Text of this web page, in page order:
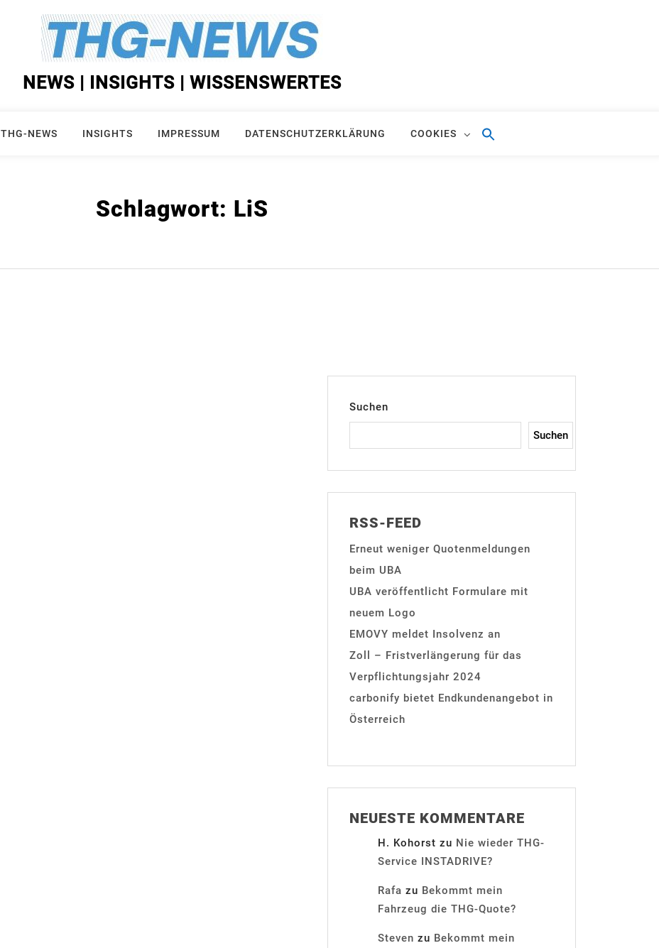
NEWS | INSIGHTS | WISSENSWERTES
THG-NEWS INSIGHTS IMPRESSUM DATENSCHUTZERKLÄRUNG COOKIES
Schlagwort: LiS
Suchen
Suchen
RSS-FEED
Erneut weniger Quotenmeldungen
beim UBA
UBA veröffentlicht Formulare mit
neuem Logo
EMOVY meldet Insolvenz an
Zoll – Fristverlängerung für das
Verpflichtungsjahr 2024
carbonify bietet Endkundenangebot in
Österreich
NEUESTE KOMMENTARE
H. Kohorst zu Nie wieder THG-
Service INSTADRIVE?
Rafa zu Bekommt mein
Fahrzeug die THG-Quote?
Steven zu Bekommt mein